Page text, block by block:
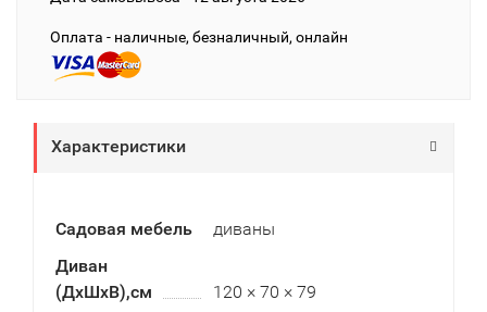
Оплата - наличные, безналичный, онлайн
Характеристики
Садовая мебель
диваны
Диван
(ДxШxВ),см
120 × 70 × 79